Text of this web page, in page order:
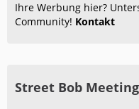
Ihre Werbung hier?
Community! Kontakt
Street Bob Meeting